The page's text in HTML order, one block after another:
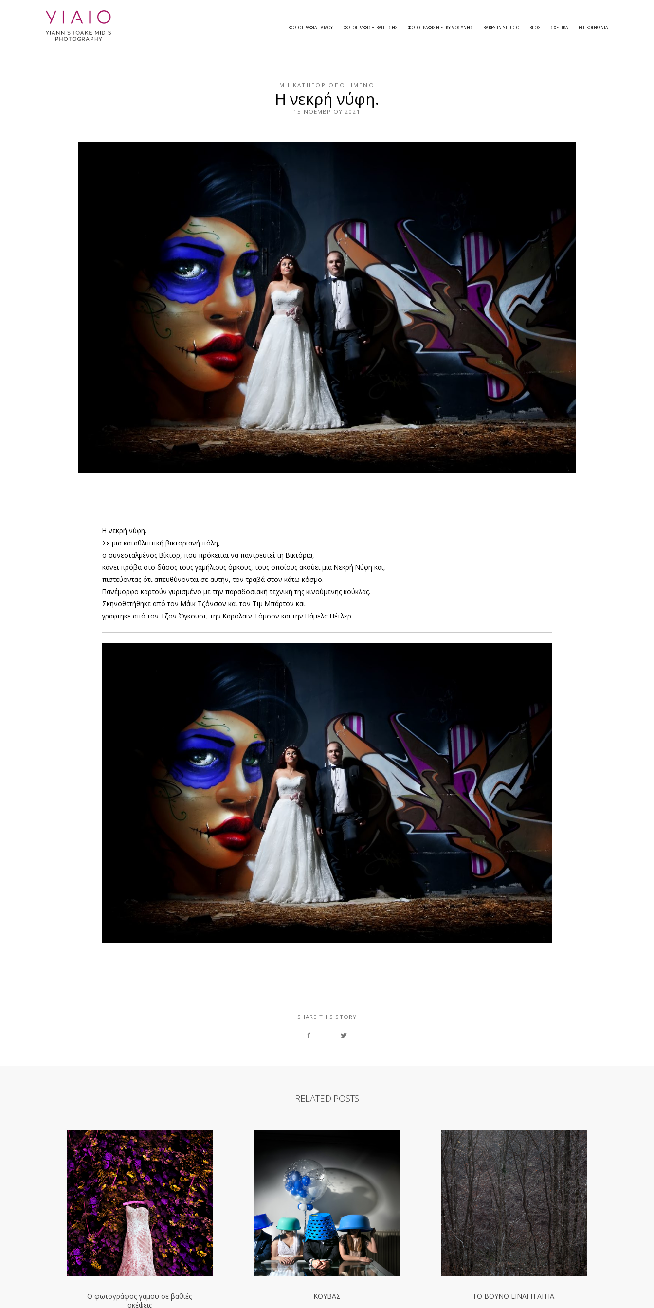
ΦΩΤΟΓΡΑΦΊΑ ΓΆΜΟΥ ΦΩΤΟΓΡΆΦΙΣΗ ΒΆΠΤΙΣΗΣ ΦΩΤΟΓΡΆΦΙΣΗ ΕΓΚΥΜΟΣΎΝΗΣ BABES IN STUDIO BLOG ΣΧΕΤΙΚΑ ΕΠΙΚΟΙΝΩΝΊΑ
ΜΗ ΚΑΤΗΓΟΡΙΟΠΟΙΗΜΈΝΟ
Η νεκρή νύφη.
15 ΝΟΕΜΒΡΊΟΥ 2021
Η νεκρή νύφη.
Σε μια καταθλιπτική βικτοριανή πόλη,
ο συνεσταλμένος Βίκτορ, που πρόκειται να παντρευτεί τη Βικτόρια,
κάνει πρόβα στο δάσος τους γαμήλιους όρκους, τους οποίους ακούει μια Νεκρή Νύφη και,
πιστεύοντας ότι απευθύνονται σε αυτήν, τον τραβά στον κάτω κόσμο.
Πανέμορφο καρτούν γυρισμένο με την παραδοσιακή τεχνική της κινούμενης κούκλας.
Σκηνοθετήθηκε από τον Μάικ Τζόνσον και τον Τιμ Μπάρτον και
γράφτηκε από τον Τζον Όγκουστ, την Κάρολαϊν Τόμσον και την Πάμελα Πέτλερ.
SHARE THIS STORY
RELATED POSTS
Ο φωτογράφος γάμου σε βαθιές
σκέψεις
ΚΟΥΒΑΣ TO BOYNO EINAI H AITIA.